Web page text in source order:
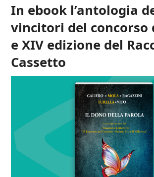
In ebook l’antologia
vincitori del concorso
e XIV edizione del
Cassetto